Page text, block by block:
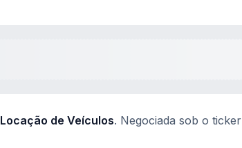
Locação de Veículos. Negociada sob o ticker